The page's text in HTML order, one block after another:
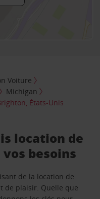
Voiture
Michigan
États-Unis
location de
besoins
de la location de
de plaisir. Quelle que